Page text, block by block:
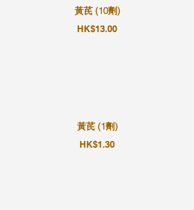
黃芪 (10劑)
HK$13.00
黃芪 (1劑)
HK$1.30